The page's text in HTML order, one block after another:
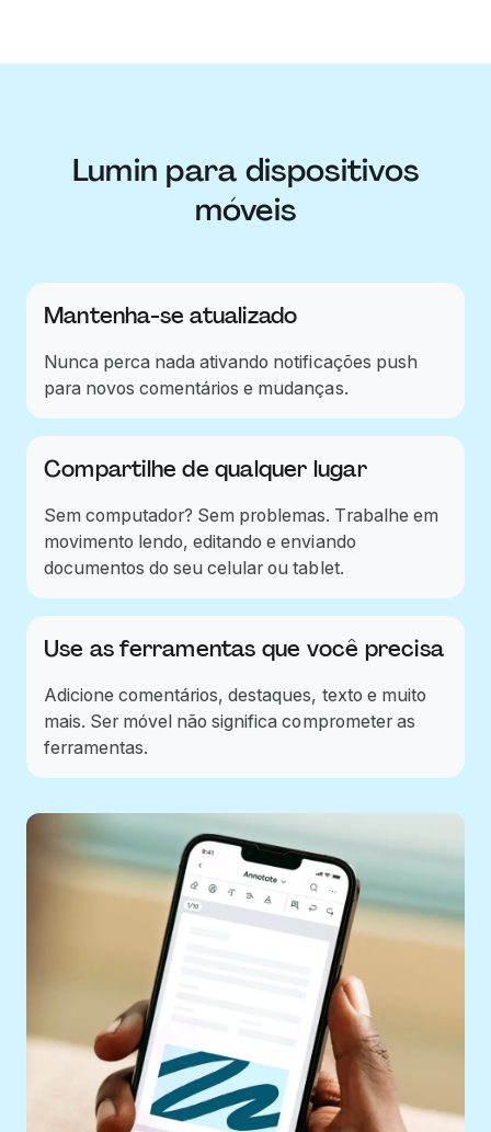
Lumin para dispositivos
móveis
Mantenha-se atualizado
Nunca perca nada ativando notificações push
para novos comentários e mudanças.
Compartilhe de qualquer lugar
Sem computador? Sem problemas. Trabalhe em
movimento lendo, editando e enviando
documentos do seu celular ou tablet.
Use as ferramentas que você precisa
Adicione comentários, destaques, texto e muito
mais. Ser móvel não significa comprometer as
ferramentas.